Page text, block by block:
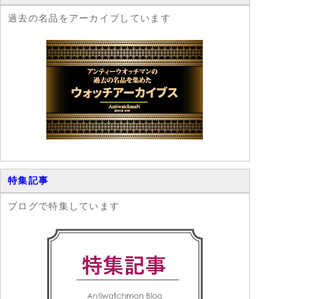
過去の名品をアーカイブしています
特集記事
ブログで特集しています